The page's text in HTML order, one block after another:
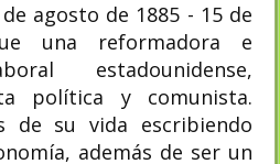
agosto de 1885 - 15 de
una reformadora e
estadounidense,
política y comunista.
de su vida escribiendo
además de ser un